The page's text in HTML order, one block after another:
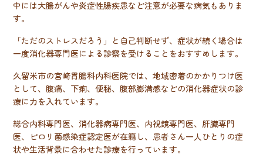
中には大腸がんや炎症性腸疾患など注意が必要な病気もありま
す。
「ただのストレスだろう」と自己判断せず、症状が続く場合は
一度消化器専門医による診察を受けることをおすすめします。
久留米市の宮﨑胃腸科内科医院では、地域密着のかかりつけ医
として、腹痛、下痢、便秘、腹部膨満感などの消化器症状の診
療に力を入れています。
総合内科専門医、消化器病専門医、内視鏡専門医、肝臓専門
医、ピロリ菌感染症認定医が在籍し、患者さん一人ひとりの症
状や生活背景に合わせた診療を行っています。